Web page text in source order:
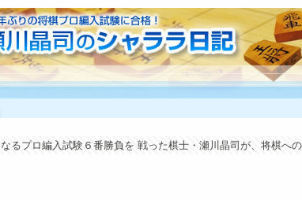
るプロ編入試験６番勝負を 戦った棋士・瀬川晶司が、将棋へ